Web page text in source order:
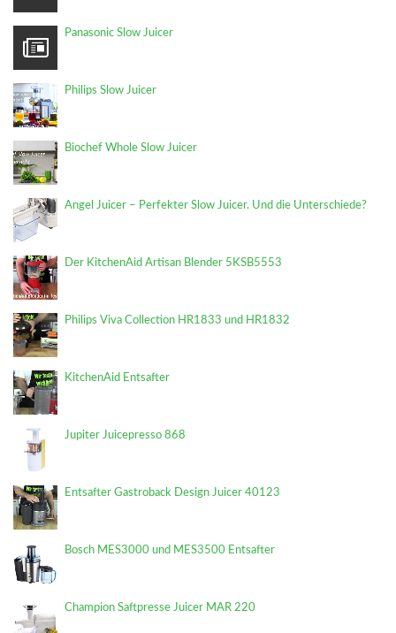
Panasonic Slow Juicer
Philips Slow Juicer
Biochef Whole Slow Juicer
Angel Juicer – Perfekter Slow Juicer. Und die Unterschiede?
Der KitchenAid Artisan Blender 5KSB5553
Philips Viva Collection HR1833 und HR1832
KitchenAid Entsafter
Jupiter Juicepresso 868
Entsafter Gastroback Design Juicer 40123
Bosch MES3000 und MES3500 Entsafter
Champion Saftpresse Juicer MAR 220